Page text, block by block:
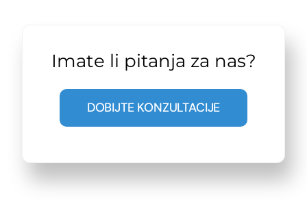
Imate li pitanja za nas?
DOBIJTE KONZULTACIJE